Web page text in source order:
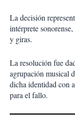
La decisión
intérprete
y giras.
La resolución fue
agrupación musical
dicha identidad con
para el fallo.